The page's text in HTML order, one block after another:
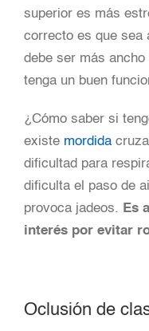
superior es más
correcto es que sea
debe ser más
tenga un buen
¿Cómo saber si
existe mordida
dificultad para
dificulta el paso de
provoca jadeos. Es
interés por evitar
Oclusión de